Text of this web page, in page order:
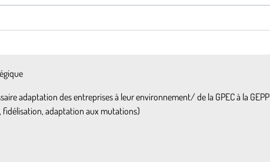
adaptation des entreprises à leur environnement/ de la GPEC à la GEPP
fidélisation, adaptation aux mutations)